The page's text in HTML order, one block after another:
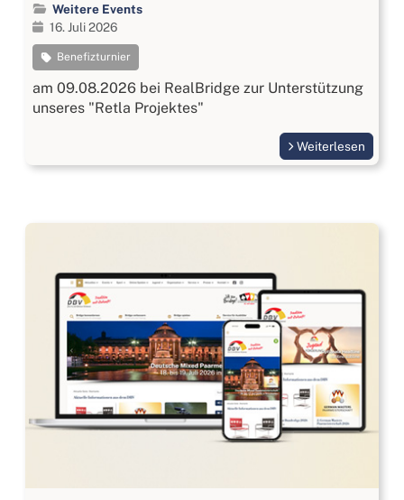
Weitere Events
16. Juli 2026
Benefizturnier
am 09.08.2026 bei RealBridge zur Unterstützung
unseres "Retla Projektes"
Weiterlesen